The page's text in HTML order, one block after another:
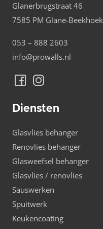
Glanerbrugstraat 46
7585 PM Glane-Beekhoek
053 – 888 2603
info@prowalls.nl
Diensten
Glasvlies behanger
Renovlies behanger
Glasweefsel behanger
Glasvlies / renovlies
Sauswerken
Spuitwerk
Keukencoating